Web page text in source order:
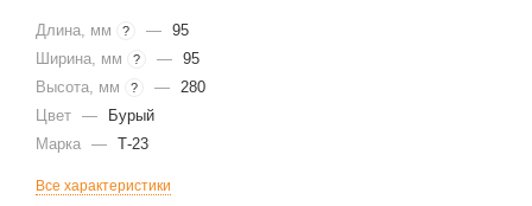
Длина, мм ? — 95
Ширина, мм
? — 95
Высота, мм
? — 280
Цвет —
Бурый
Марка — Т-23
Все характеристики